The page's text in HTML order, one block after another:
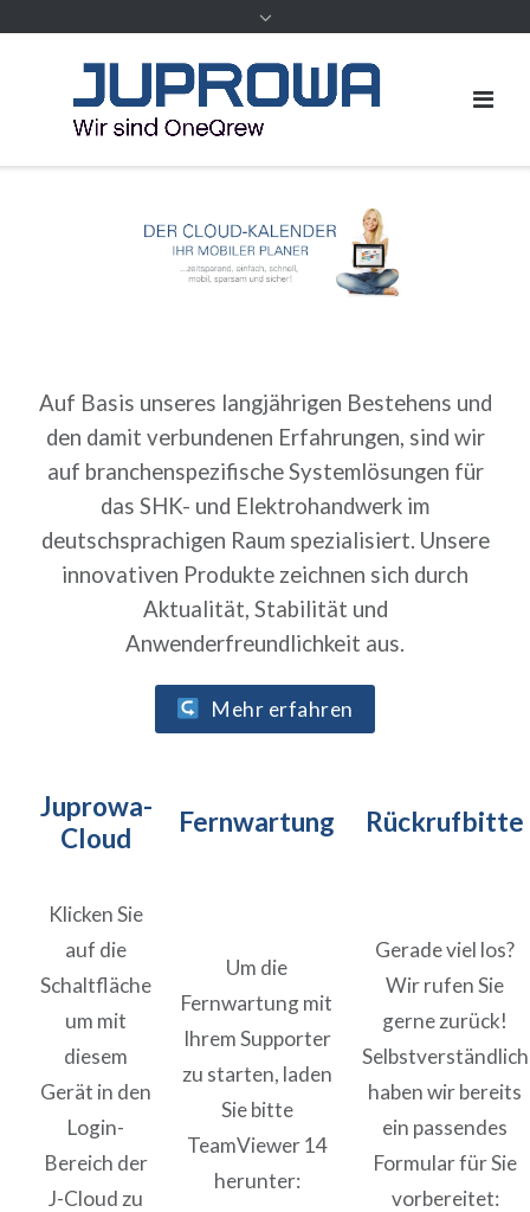
Auf Basis unseres langjährigen Bestehens und
den damit verbundenen Erfahrungen, sind wir
auf branchenspezifische Systemlösungen für
das SHK- und Elektrohandwerk im
deutschsprachigen Raum spezialisiert. Unsere
innovativen Produkte zeichnen sich durch
Aktualität, Stabilität und
Anwenderfreundlichkeit aus.
Mehr erfahren
Juprowa-
Cloud
Fernwartung Rückrufbitte
Klicken Sie
auf die
Schaltfläche
um mit
diesem
Gerät in den
Login-
Bereich der
J-Cloud zu
Um die
Fernwartung mit
Ihrem Supporter
zu starten, laden
Sie bitte
TeamViewer 14
herunter:
Gerade viel los?
Wir rufen Sie
gerne zurück!
Selbstverständlich
haben wir bereits
ein passendes
Formular für Sie
vorbereitet: